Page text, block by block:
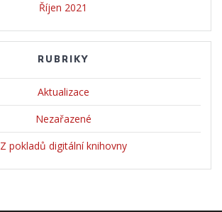
Říjen 2021
RUBRIKY
Aktualizace
Nezařazené
Z pokladů digitální knihovny